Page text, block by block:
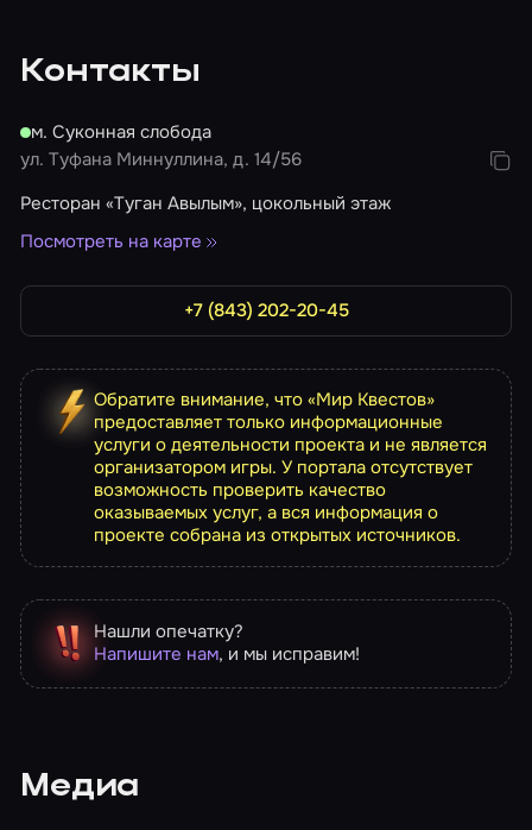
Контакты
м. Суконная слобода
ул. Туфана Миннуллина, д. 14/56
Ресторан «Туган Авылым», цокольный этаж
Посмотреть на карте
+7 (843) 202-20-45
Обратите внимание, что «Мир Квестов»
предоставляет только информационные
услуги о деятельности проекта и не является
организатором игры. У портала отсутствует
возможность проверить качество
оказываемых услуг, а вся информация о
проекте собрана из открытых источников.
Нашли опечатку?
Напишите нам, и мы исправим!
Медиа